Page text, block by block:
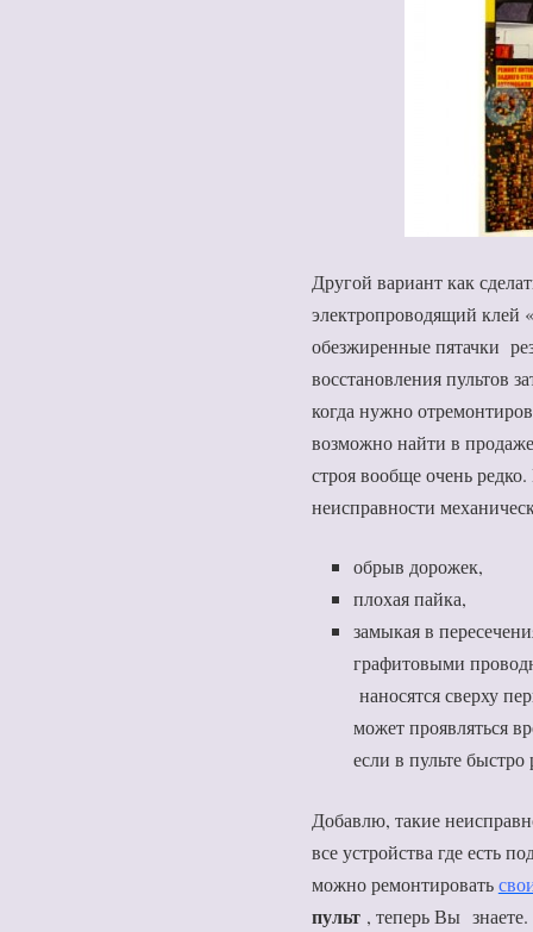
Другой вариант как
электропроводящий клей
обезжиренные пятачки
восстановления пультов
когда нужно
возможно найти в
строя вообще очень
неисправности
обрыв дорожек,
плохая пайка,
замыкая в
графитовыми
наносятся сверху
может проявляться
если в пульте
Добавлю, такие
все устройства где есть
можно ремонтировать
пульт, теперь Вы